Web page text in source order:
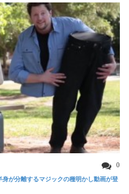
0
が分離するマジックの種明かし動画が登